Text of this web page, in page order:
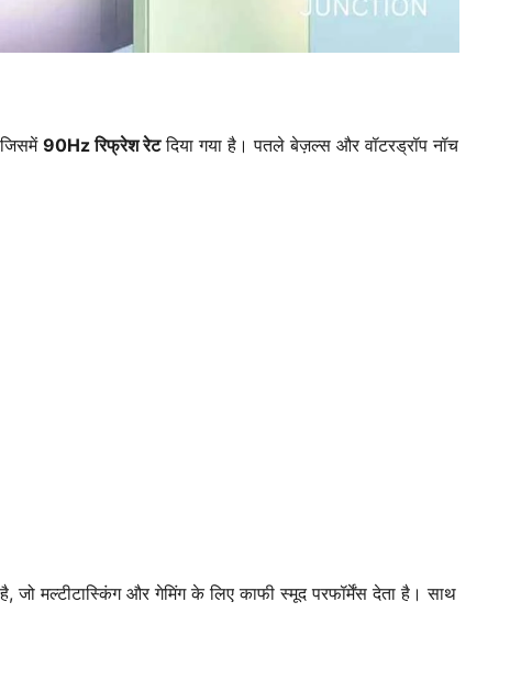
90Hz रिफ्रेश रेटदिया गया है। पतले बेज़ल्स और वॉटरड्रॉप नॉच
जो मल्टीटास्किंग और गेमिंग के लिए काफी स्मूद परफॉर्मेंस देता है। साथ